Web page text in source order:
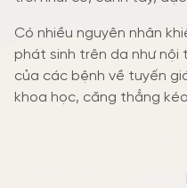
Có nhiều nguyên nhân
phát sinh trên da như
của các bệnh về tuyến
khoa học, căng thẳng